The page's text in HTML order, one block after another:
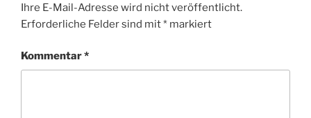
Ihre E-Mail-Adresse wird nicht veröffentlicht.
Erforderliche Felder sind mit* markiert
Kommentar*